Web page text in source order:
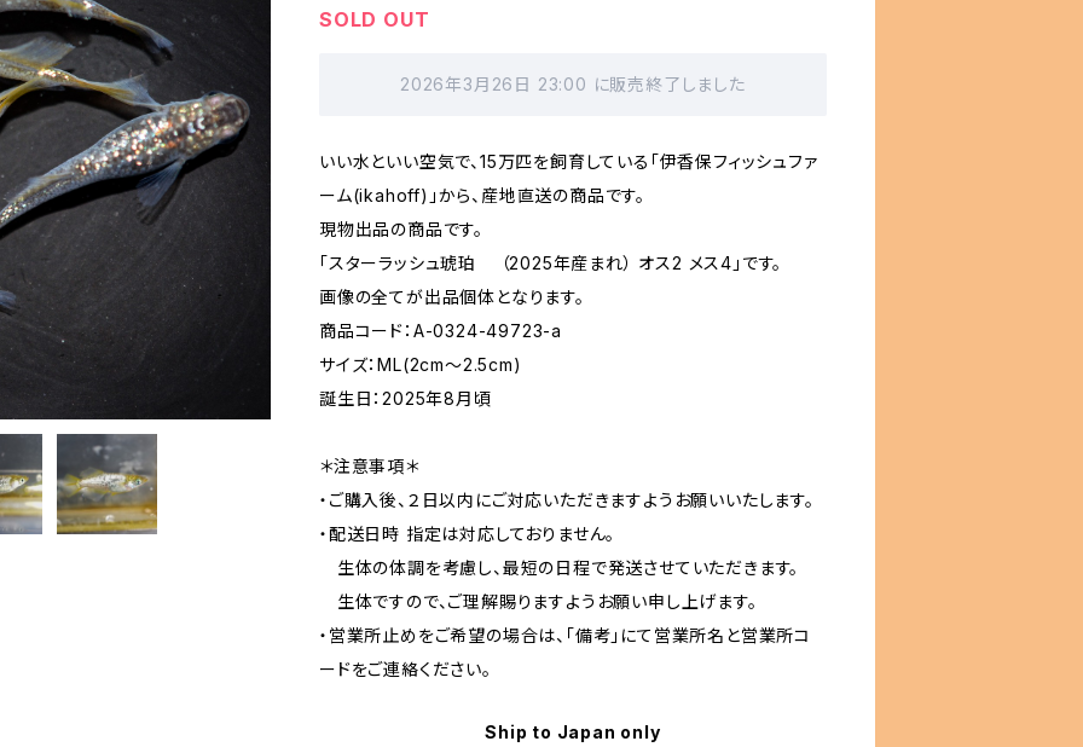
SOLD OUT
2026年3月26日 23:00 に販売終了しました
いい水といい空気で、15万匹を飼育している「伊香保フィッシュファ
ーム(ikahoff)」から、産地直送の商品です。
現物出品の商品です。
「スターラッシュ琥珀 （2025年産まれ） オス2 メス4」です。
画像の全てが出品個体となります。
商品コード：A-0324-49723-a
サイズ：ML(2cm〜2.5cm)
誕生日：2025年8月頃
＊注意事項＊
・ご購入後、２日以内にご対応いただきますようお願いいたします。
・配送日時 指定は対応しておりません。
生体の体調を考慮し、最短の日程で発送させていただきます。
生体ですので、ご理解賜りますようお願い申し上げます。
・営業所止めをご希望の場合は、「備考」にて営業所名と営業所コ
ードをご連絡ください。
Ship to Japan only